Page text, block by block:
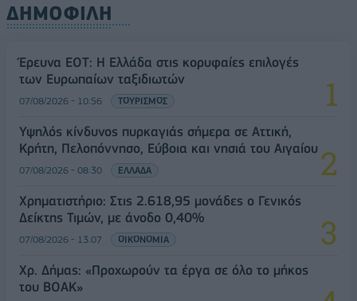
ΔΗΜΟΦΙΛΗ
Έρευνα ΕΟΤ: Η Ελλάδα στις κορυφαίες επιλογές
των Ευρωπαίων ταξιδιωτών
07/08/2026 - 10:56 ΤΟΥΡΙΣΜΟΣ
Υψηλός κίνδυνος πυρκαγιάς σήμερα σε Αττική,
Κρήτη, Πελοπόννησο, Εύβοια και νησιά του Αιγαίου
07/08/2026 - 08:30 ΕΛΛΑΔΑ
Χρηματιστήριο: Στις 2.618,95 μονάδες ο Γενικός
Δείκτης Τιμών, με άνοδο 0,40%
07/08/2026 - 13:07 ΟΙΚΟΝΟΜΙΑ
Χρ. Δήμας: «Προχωρούν τα έργα σε όλο το μήκος
του ΒΟΑΚ»